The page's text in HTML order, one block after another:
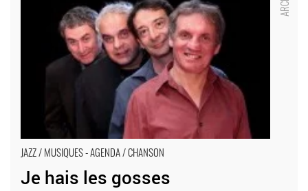
JAZZ / MUSIQUES - AGENDA / CHANSON
Je hais les gosses